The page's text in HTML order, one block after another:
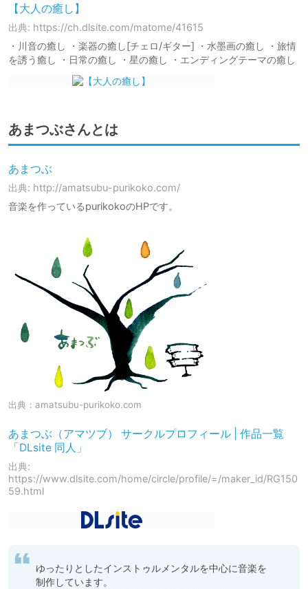
【大人の癒し】
出典: https://ch.dlsite.com/matome/41615
・川音の癒し ・楽器の癒し[チェロ/ギター] ・水墨画の癒し ・旅情
を誘う癒し ・日常の癒し ・星の癒し ・エンディングテーマの癒し
あまつぶさんとは
あまつぶ
出典: http://amatsubu-purikoko.com/
音楽を作っているpurikokoのHPです。
出典： amatsubu-purikoko.com
あまつぶ（アマツブ） サークルプロフィール | 作品一覧
「DLsite 同人」
出典:
https://www.dlsite.com/home/circle/profile/=/maker_id/RG150
59.html
ゆったりとしたインストゥルメンタルを中心に音楽を
制作しています。